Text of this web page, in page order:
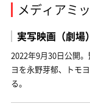
メディアミ
実写映画（劇場）
2022年9月30日公開
ヨを永野芽郁、トモ
る。